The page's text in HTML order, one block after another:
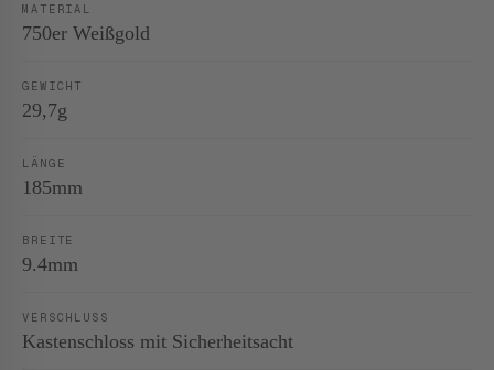
MATERIAL
750er Weißgold
GEWICHT
29,7g
LÄNGE
185mm
BREITE
9.4mm
VERSCHLUSS
Kastenschloss mit Sicherheitsacht